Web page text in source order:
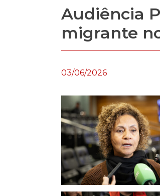
Audiência
migrante
03/06/2026